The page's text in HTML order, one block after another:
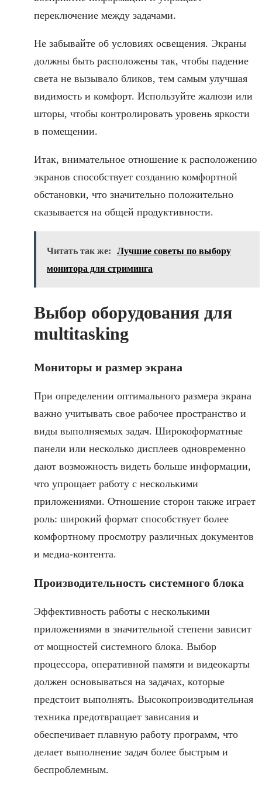
переключение между задачами.
Не забывайте об условиях освещения. Экраны
должны быть расположены так, чтобы падение
света не вызывало бликов, тем самым улучшая
видимость и комфорт. Используйте жалюзи или
шторы, чтобы контролировать уровень яркости
в помещении.
Итак, внимательное отношение к расположению
экранов способствует созданию комфортной
обстановки, что значительно положительно
сказывается на общей продуктивности.
Читать так же:
Лучшие советы по выбору
монитора для стриминга
Выбор оборудования для
multitasking
Мониторы и размер экрана
При определении оптимального размера экрана
важно учитывать свое рабочее пространство и
виды выполняемых задач. Широкоформатные
панели или несколько дисплеев одновременно
дают возможность видеть больше информации,
что упрощает работу с несколькими
приложениями. Отношение сторон также играет
роль: широкий формат способствует более
комфортному просмотру различных документов
и медиа-контента.
Производительность системного блока
Эффективность работы с несколькими
приложениями в значительной степени зависит
от мощностей системного блока. Выбор
процессора, оперативной памяти и видеокарты
должен основываться на задачах, которые
предстоит выполнять. Высокопроизводительная
техника предотвращает зависания и
обеспечивает плавную работу программ, что
делает выполнение задач более быстрым и
беспроблемным.